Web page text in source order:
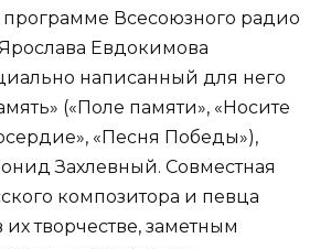
Всесоюзного радио
Евдокимова
написанный для него
(«Поле памяти», «Носите
«Песня Победы»),
Захлевный. Совместная
композитора и певца
их творчестве, заметным